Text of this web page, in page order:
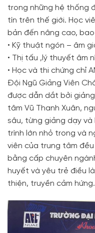
trong những hệ thống
tín trên thế giới. Học
bản đến nâng cao,
• Kỹ thuật ngón – âm
• Thị tấu ,lý thuyết âm
• Học và thi chứng chỉ
Đội Ngũ Giảng Viên
được dẫn dắt bởi
tâm Vũ Thanh Xuân,
sâu, từng giảng dạy
trình lớn nhỏ trong và
viên của trung tâm
bằng cấp chuyên
huyết và yêu trẻ điều
thiện, truyền cảm hứng.